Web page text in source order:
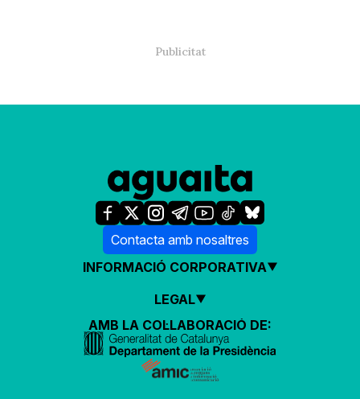
Contacta amb nosaltres
INFORMACIÓ CORPORATIVA
LEGAL
AMB LA COL·LABORACIÓ DE: